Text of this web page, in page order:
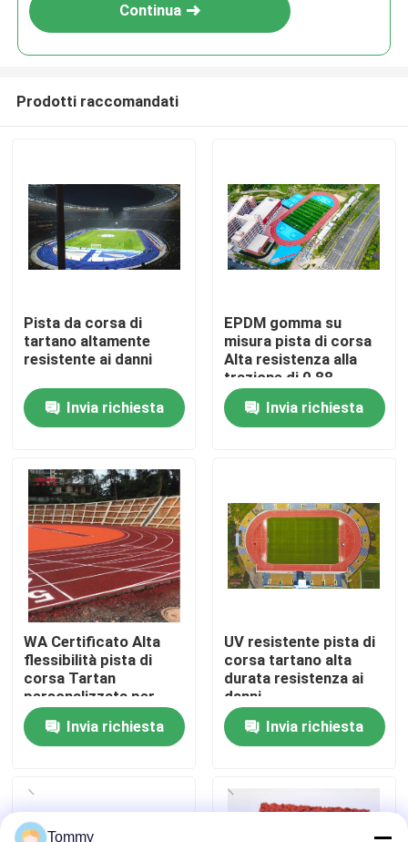
Casa.
Prodotti
Video
Chi Siamo
Visita alla fabbrica
Controllo di qualità
Contattaci
Notizie
Chiedi un preventivo
Continua
Prodotti raccomandati
Pista da corsa di
tartano altamente
resistente ai danni
Invia richiesta
EPDM gomma su
misura pista di corsa
Alta resistenza alla
trazione di 0,88
N/Mm2
Invia richiesta
WA Certificato Alta
flessibilità pista di
corsa Tartan
personalizzata per
progetti
Invia richiesta
UV resistente pista di
corsa tartano alta
durata resistenza ai
danni
Invia richiesta
Tommy